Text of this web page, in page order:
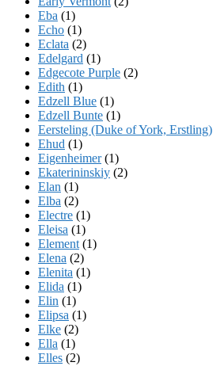
Eba (1)
Echo (1)
Eclata (2)
Edelgard (1)
Edgecote Purple (2)
Edith (1)
Edzell Blue (1)
Edzell Bunte (1)
Eersteling (Duke of York, Erstling)
Ehud (1)
Eigenheimer(1)
Ekaterininskiy (2)
Elan (1)
Elba (2)
Electre (1)
Eleisa (1)
Element (1)
Elena (2)
Elenita (1)
Elida (1)
Elin (1)
Elipsa (1)
Elke (2)
Ella (1)
Elles (2)